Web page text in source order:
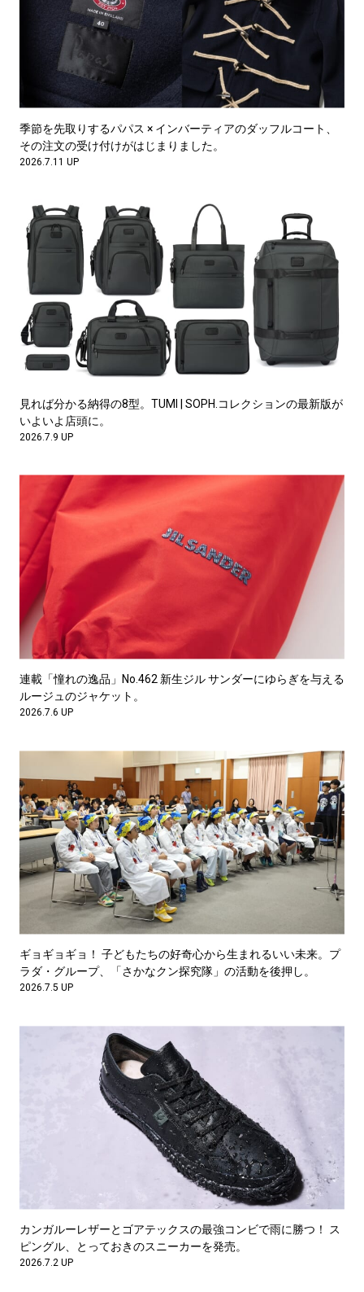
季節を先取りするパパス × インバーティアのダッフルコート、
その注文の受け付けがはじまりました。
2026.7.11 UP
見れば分かる納得の8型。TUMI | SOPH.コレクションの最新版が
いよいよ店頭に。
2026.7.9 UP
連載「憧れの逸品」No.462 新生ジル サンダーにゆらぎを与える
ルージュのジャケット。
2026.7.6 UP
ギョギョギョ！ 子どもたちの好奇心から生まれるいい未来。プ
ラダ・グループ、「さかなクン探究隊」の活動を後押し。
2026.7.5 UP
カンガルーレザーとゴアテックスの最強コンビで雨に勝つ！ ス
ピングル、とっておきのスニーカーを発売。
2026.7.2 UP